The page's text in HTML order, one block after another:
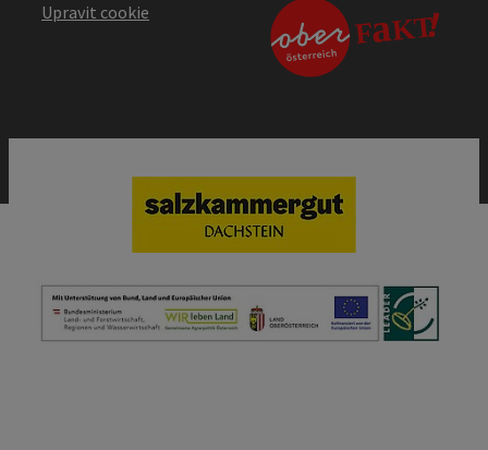
Upravit cookie